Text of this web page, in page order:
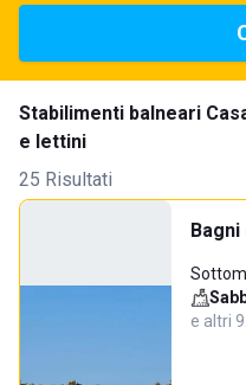
Stabilimenti balneari
e lettini
25 Risultati
Bagni
e altri 9…